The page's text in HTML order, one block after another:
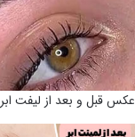
عکس قبل و بعد از لیفت ابر